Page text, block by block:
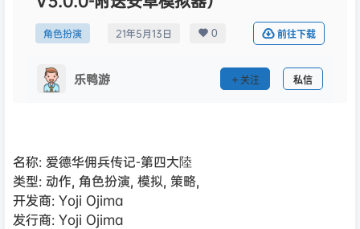
角色扮演 21年5月13日 0 前往下载
乐鸭游 关注 私信
名称: 爱德华佣兵传记-第四大陸
类型: 动作, 角色扮演, 模拟, 策略,
开发商: Yoji Ojima
发行商: Yoji Ojima